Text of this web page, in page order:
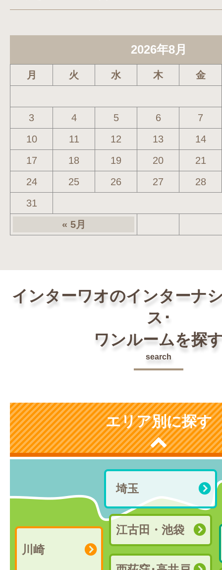
2026年8月
月 火 水 木 金
« 5月
3 4 5 6
7
10
11 12 13
14
17
18 19 20
21
24
25 26 27
28
31
インターワオのインターナ
ス･
ワンルームを探
search
エリア別に探す
埼玉
江古田・池袋
川崎